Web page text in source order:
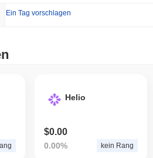
Ein Tag vorschlagen
Helio
$0.00
0.00% kein Rang